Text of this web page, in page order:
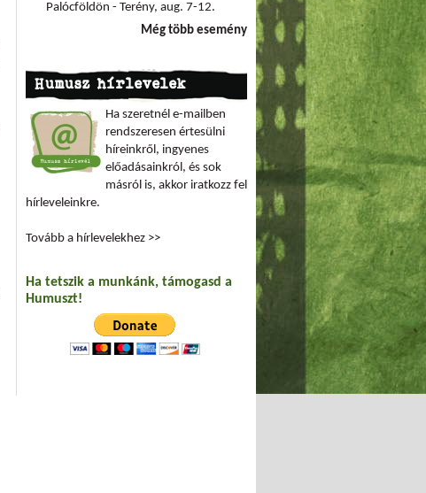
Palócföldön - Terény, aug. 7-12.
Még több esemény
Humusz hírlevelek
Ha szeretnél e-mailben
rendszeresen értesülni
híreinkről, ingyenes
előadásainkról, és sok
másról is, akkor iratkozz fel
hírleveleinkre.
Tovább a hírlevelekhez >>
Ha tetszik a munkánk, támogasd a
Humuszt!